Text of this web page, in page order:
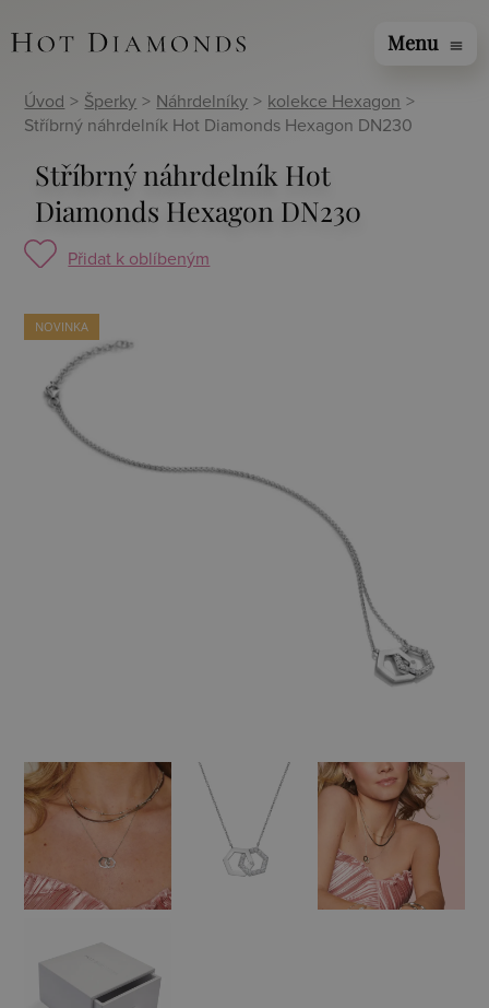
Menu menu
Úvod > Šperky > Náhrdelníky > kolekce Hexagon >
Stříbrný náhrdelník Hot Diamonds Hexagon DN230
Stříbrný náhrdelník Hot
Diamonds Hexagon DN230
Přidat k oblíbeným
NOVINKA